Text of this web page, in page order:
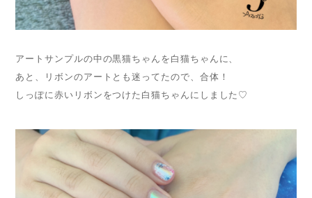
アートサンプルの中の黒猫ちゃんを白猫ちゃんに、
あと、リボンのアートとも迷ってたので、合体！
しっぽに赤いリボンをつけた白猫ちゃんにしました♡